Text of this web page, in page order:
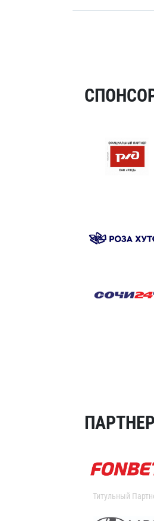
Титульный